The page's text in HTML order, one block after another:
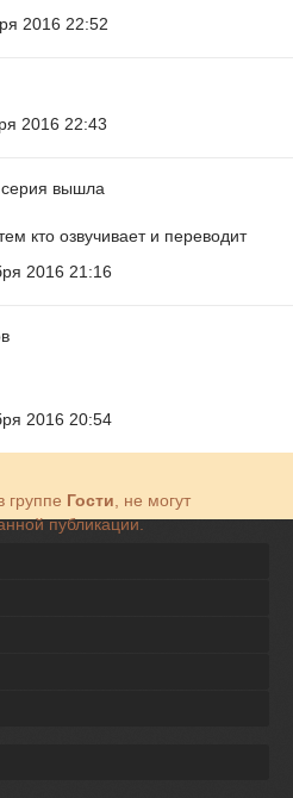
2016 22:52
2016 22:43
вышла
кто озвучивает и переводит
2016 21:16
2016 20:54
группе Гости , не могут
публикации.